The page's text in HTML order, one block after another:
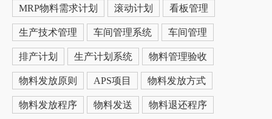
MRP物料需求计划 滚动计划 看板管理
生产技术管理 车间管理系统 车间管理
排产计划 生产计划系统 物料管理验收
物料发放原则 APS项目 物料发放方式
物料发放程序 物料发送 物料退还程序